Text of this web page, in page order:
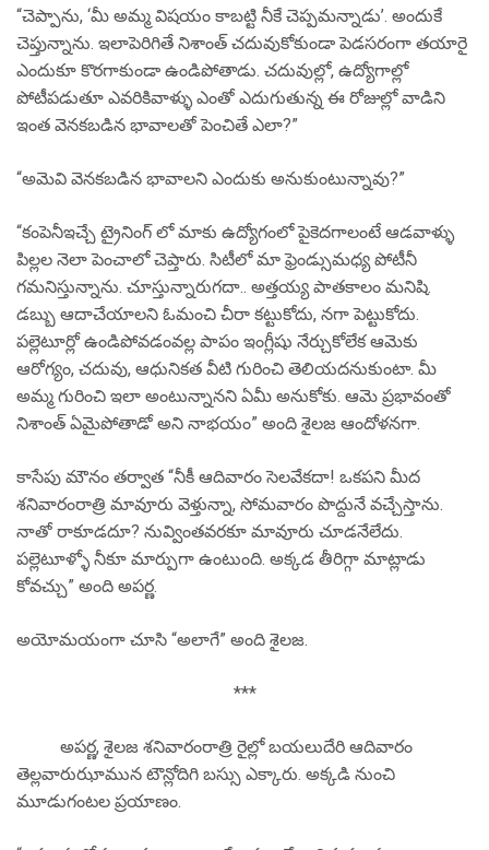
“చెప్పాను, ‘మీ అమ్మ విషయం కాబట్టి నీకే చెప్పమన్నాడు’. అందుకే
చెప్తున్నాను. ఇలాపెరిగితే నిశాంత్ చదువుకోకుండా పెడసరంగా తయారై
ఎందుకూ కొరగాకుండా ఉండిపోతాడు. చదువుల్లో, ఉద్యోగాల్లో
పోటీపడుతూ ఎవరికివాళ్ళు ఎంతో ఎదుగుతున్న ఈ రోజుల్లో వాడిని
ఇంత వెనకబడిన భావాలతో పెంచితే ఎలా?”
“అమెవి వెనకబడిన భావాలని ఎందుకు అనుకుంటున్నావు?”
“కంపెనీఇచ్చే ట్రైనింగ్ లో మాకు ఉద్యోగంలో పైకెదగాలంటే ఆడవాళ్ళు
పిల్లల నెలా పెంచాలో చెప్తారు. సిటీలో మా ఫ్రెండ్సుమధ్య పోటీనీ
గమనిస్తున్నాను. చూస్తున్నారుగదా.. అత్తయ్య పాతకాలం మనిషి.
డబ్బు ఆదాచేయాలని ఓమంచి చీరా కట్టుకోదు, నగా పెట్టుకోదు.
పల్లెటూర్లో ఉండిపోవడంవల్ల పాపం ఇంగ్లీషు నేర్చుకోలేక ఆమెకు
ఆరోగ్యం, చదువు, ఆధునికత వీటి గురించి తెలియదనుకుంటా. మీ
అమ్మ గురించి ఇలా అంటున్నానని ఏమీ అనుకోకు. ఆమె ప్రభావంతో
నిశాంత్ ఏమైపోతాడో అని నాభయం” అంది శైలజ ఆందోళనగా.
కాసేపు మౌనం తర్వాత “నీకీ ఆదివారం సెలవేకదా! ఒకపని మీద
శనివారంరాత్రి మావూరు వెళ్తున్నా, సోమవారం పొద్దునే వచ్చేస్తాను.
నాతో రాకూడదూ? నువ్వింతవరకూ మావూరు చూడనేలేదు.
పల్లెటూళ్ళో నీకూ మార్పుగా ఉంటుంది. అక్కడ తీరిగ్గా మాట్లాడు
కోవచ్చు” అంది అపర్ణ.
అయోమయంగా చూసి “అలాగే” అంది శైలజ.
***
అపర్ణ, శైలజ శనివారంరాత్రి రైల్లో బయలుదేరి ఆదివారం
తెల్లవారుఝామున టౌన్లోదిగి బస్సు ఎక్కారు. అక్కడి నుంచి
మూడుగంటల ప్రయాణం.